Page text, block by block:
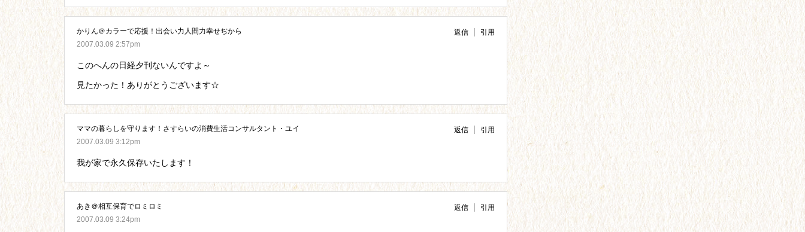
かりん＠カラーで応援！出会い力人間力幸せぢから
2007.03.09 2:57pm
返信 引用
このへんの日経夕刊ないんですよ～
見たかった！ありがとうございます☆
ママの暮らしを守ります！さすらいの消費生活コンサルタント・ユイ
2007.03.09 3:12pm
返信 引用
我が家で永久保存いたします！
あき＠相互保育でロミロミ
2007.03.09 3:24pm
返信 引用